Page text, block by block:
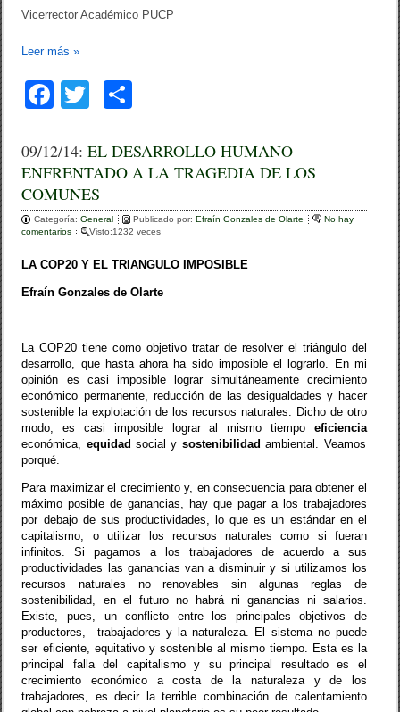
Vicerrector Académico PUCP
Leer más»
F
c
e
b
o
o
k
T
tt
er
m
p
ar
tir
09/12/14:EL DESARROLLO HUMANO
ENFRENTADO A LA TRAGEDIA DE LOS
COMUNES
Categoría:General Publicado por:Efraín Gonzales de Olarte
No hay
comentarios
Visto:1232 veces
LA COP20 Y EL TRIANGULO IMPOSIBLE
Efraín Gonzales de Olarte
La COP20 tiene como objetivo tratar de resolver el triángulo del
desarrollo, que hasta ahora ha sido imposible el lograrlo. En mi
opinión es casi imposible lograr simultáneamente crecimiento
económico permanente, reducción de las desigualdades y hacer
sostenible la explotación de los recursos naturales. Dicho de otro
modo, es casi imposible lograr al mismo tiempo eficiencia
económica, equidad social y sostenibilidad ambiental. Veamos
porqué.
Para maximizar el crecimiento y, en consecuencia para obtener el
máximo posible de ganancias, hay que pagar a los trabajadores
por debajo de sus productividades, lo que es un estándar en el
capitalismo, o utilizar los recursos naturales como si fueran
infinitos. Si pagamos a los trabajadores de acuerdo a sus
productividades las ganancias van a disminuir y si utilizamos los
recursos naturales no renovables sin algunas reglas de
sostenibilidad, en el futuro no habrá ni ganancias ni salarios.
Existe, pues, un conflicto entre los principales objetivos de
productores,
trabajadores y la naturaleza. El sistema no puede
ser eficiente, equitativo y sostenible al mismo tiempo. Esta es la
principal falla del capitalismo y su principal resultado es el
crecimiento económico a costa de la naturaleza y de los
trabajadores, es decir la terrible combinación de calentamiento